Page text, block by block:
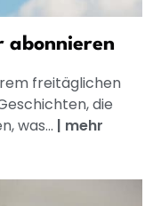
abonnieren
freitäglichen
die
was... | mehr